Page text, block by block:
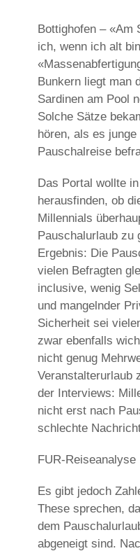
Bottighofen – «Am
ich, wenn ich alt
Bunkern liegt man
Sardinen am Pool
Solche Sätze
hören, als es
Pauschalreise
Das Portal wollte
herausfinden, ob
Millennials
Pauschalurlaub zu
Ergebnis: Die
vielen Befragten
inclusive, wenig
und mangelnder
Sicherheit sei
zwar ebenfalls
nicht genug
Veranstalterurlaub
der Interviews:
nicht erst nach
schlechte
FUR-Reiseanalyse
Es gibt jedoch
These sprechen,
dem
abgeneigt sind.